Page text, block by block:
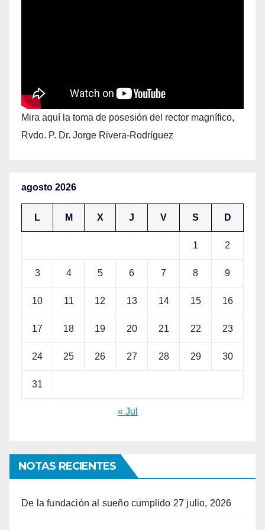
Mira aquí la toma de posesión del rector magnífico,
Rvdo. P. Dr. Jorge Rivera-Rodríguez
agosto 2026
L M X J V S D
1 2
3 4 5 6 7 8 9
10 11 12 13 14 15 16
17 18 19 20 21 22 23
24 25 26 27 28 29 30
31
« Jul
NOTAS RECIENTES
De la fundación al sueño cumplido 27 julio, 2026